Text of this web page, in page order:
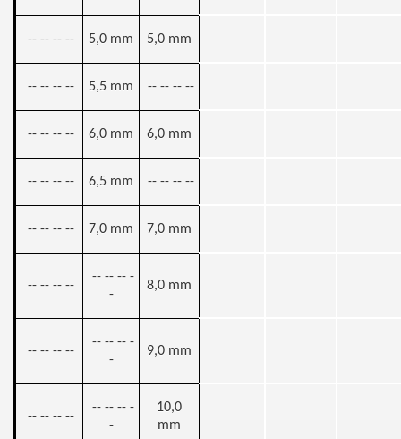
-- -- -- -- 5,0 mm 5,0 mm
-- -- -- -- 5,5 mm -- -- -- --
-- -- -- -- 6,0 mm 6,0 mm
-- -- -- -- 6,5 mm -- -- -- --
-- -- -- -- 7,0 mm 7,0 mm
-- -- -- --
-- -- -- -
-
8,0 mm
-- -- -- --
-- -- -- -
-
9,0 mm
-- -- -- --
-- -- -- -
-
10,0
mm